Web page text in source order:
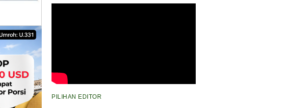
PILIHAN EDITOR